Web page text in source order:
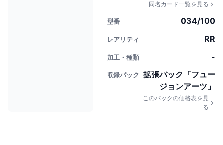
同名カード一覧を見る
型番 034/100
レアリティ RR
加工・種類 -
収録パック
拡張パック「フュー
ジョンアーツ」
このパックの価格表を見
る